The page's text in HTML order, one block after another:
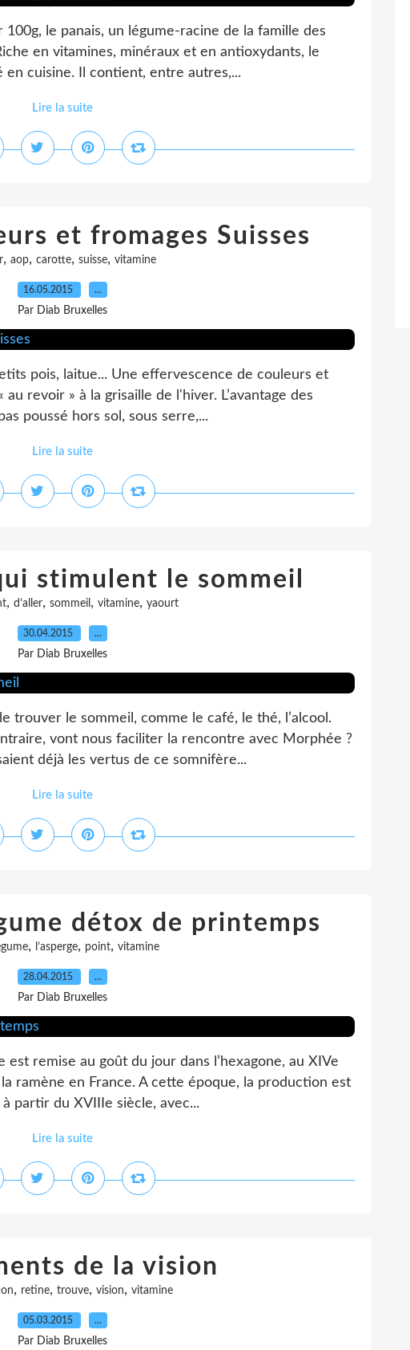
100g, le panais, un légume-racine de la famille des
en vitamines, minéraux et en antioxydants, le
en cuisine. Il contient, entre autres,...
Lire la suite
et fromages Suisses
, aop, carotte, suisse, vitamine
16.05.2015 …
Par Diab Bruxelles
pois, laitue... Une effervescence de couleurs et
revoir » à la grisaille de l'hiver. L’avantage des
poussé hors sol, sous serre,...
Lire la suite
stimulent le sommeil
, d’aller, sommeil , vitamine, yaourt
30.04.2015 …
Par Diab Bruxelles
trouver le sommeil, comme le café, le thé, l’alcool.
vont nous faciliter la rencontre avec Morphée ?
déjà les vertus de ce somnifère...
Lire la suite
détox de printemps
, l’asperge, point, vitamine
28.04.2015 …
Par Diab Bruxelles
est remise au goût du jour dans l’hexagone, au XIVe
ramène en France. A cette époque, la production est
partir du XVIIIe siècle, avec...
Lire la suite
de la vision
, retine, trouve, vision, vitamine
05.03.2015 …
Par Diab Bruxelles